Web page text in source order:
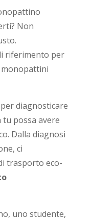
Non
riferimento per
diagnosticare
possa avere
Dalla diagnosi
ci
trasporto eco-
uno studente,